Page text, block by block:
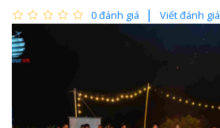
0 đánh giá Viết đánh giá